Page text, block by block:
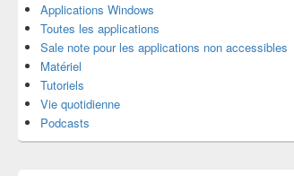
Applications Windows
Toutes les applications
Sale note pour les applications non accessibles
Matériel
Tutoriels
Vie quotidienne
Podcasts